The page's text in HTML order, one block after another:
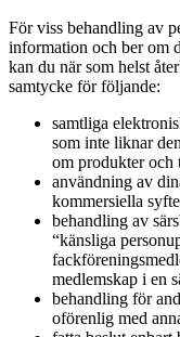
För viss behandling av
information och ber om
kan du när som helst
samtycke för följande:
samtliga
som inte liknar
om produkter och
användning av
kommersiella
behandling av
“känsliga
medlemskap i en
behandling för
oförenlig med